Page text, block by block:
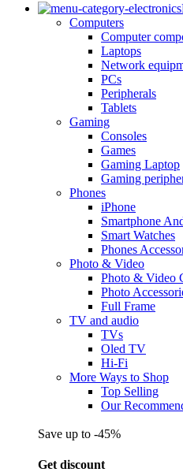
Computers
Computer
Laptops
Network
PCs
Peripherals
Tablets
Gaming
Consoles
Games
Gaming Laptop
Gaming
Phones
iPhone
Smartphone
Smart Watches
Phones
Photo & Video
Photo & Video
Photo
Full Frame
TV and audio
TVs
Oled TV
Hi-Fi
More Ways to Shop
Top Selling
Our
Save up to -45%
Get discount